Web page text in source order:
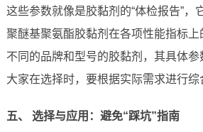
这些参数就像是胶黏剂的“体检报告”，
聚醚基聚氨酯胶黏剂在各项性能指标上
不同的品牌和型号的胶黏剂，其具体参
大家在选择时，要根据实际需求进行综
五、 选择与应用：避免“踩坑”指南